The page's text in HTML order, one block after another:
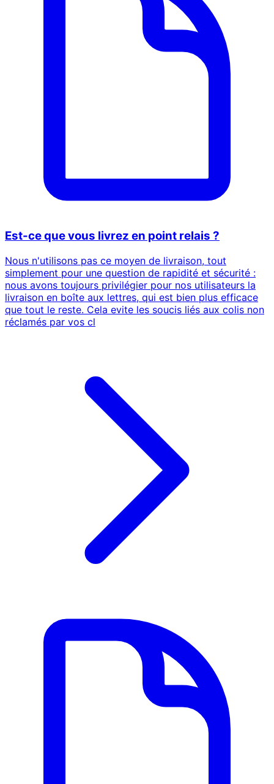
Est-ce que vous livrez en point relais ?
Nous n'utilisons pas ce moyen de livraison, tout
simplement pour une question de rapidité et sécurité :
nous avons toujours privilégier pour nos utilisateurs la
livraison en boîte aux lettres, qui est bien plus efficace
que tout le reste. Cela evite les soucis liés aux colis non
réclamés par vos cl